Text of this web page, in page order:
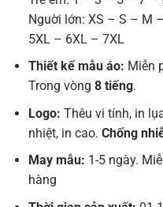
Nguời lớn: XS – S – M
5XL – 6XL – 7XL
Thiết kế mẫu áo: Miễn
Trong vòng 8 tiếng.
Logo: Thêu vi tính, in
nhiệt, in cao. Chống
May mẫu: 1-5 ngày.
hàng